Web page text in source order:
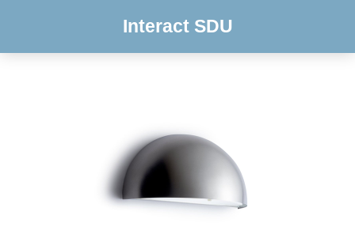
Interact SDU